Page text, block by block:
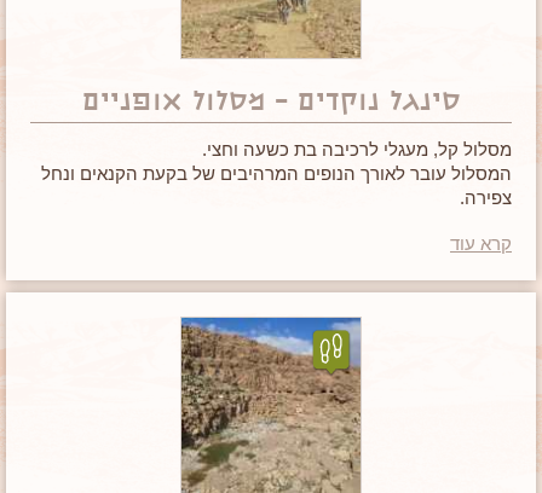
סינגל נוקדים – מסלול אופניים
מסלול קל, מעגלי לרכיבה בת כשעה וחצי.
המסלול עובר לאורך הנופים המרהיבים של בקעת הקנאים ונחל
צפירה.
קרא עוד